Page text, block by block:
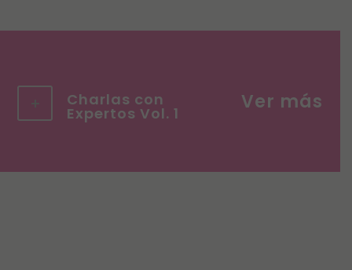
Charlas con
Expertos Vol. 1